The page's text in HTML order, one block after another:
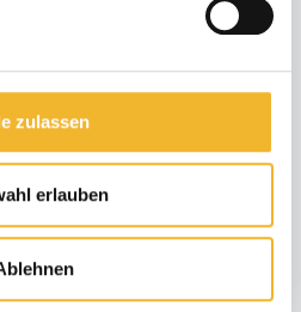
zulassen
erlauben
Buchung?
nicht verfügbar sein, setzen
oder stellen Sie